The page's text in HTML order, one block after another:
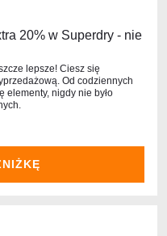
20% w Superdry - nie
lepsze! Ciesz się
Od codziennych
elementy, nigdy nie było